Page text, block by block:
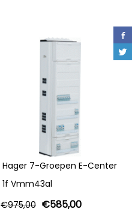
Hager 7-Groepen E-Center
1f Vmm43al
€975,00 €585,00